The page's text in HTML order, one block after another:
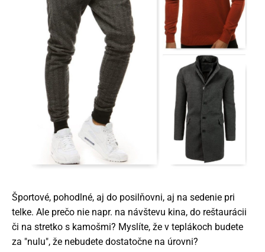
Športové, pohodlné, aj do posilňovni, aj na sedenie pri
telke. Ale prečo nie napr. na návštevu kina, do reštaurácii
či na stretko s kamošmi? Myslíte, že v teplákoch budete
za "nulu", že nebudete dostatočne na úrovni?